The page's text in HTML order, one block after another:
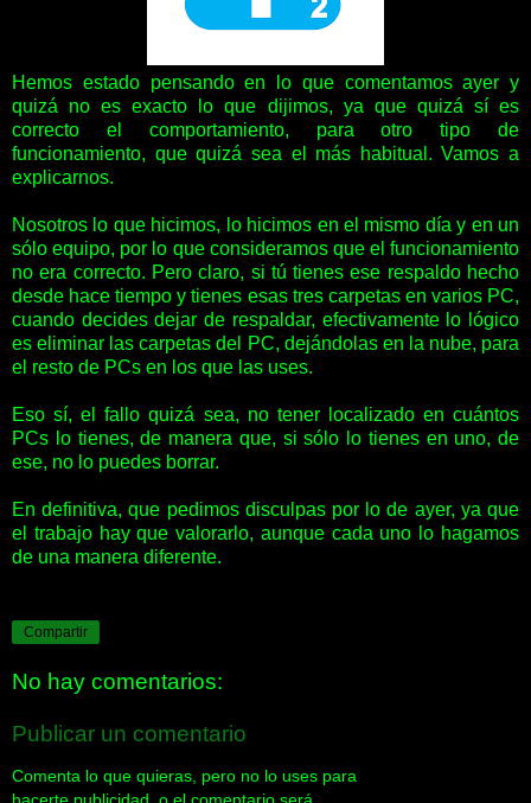
Hemos estado pensando en lo que comentamos ayer y
quizá no es exacto lo que dijimos, ya que quizá sí es
correcto el comportamiento, para otro tipo de
funcionamiento, que quizá sea el más habitual. Vamos a
explicarnos.
Nosotros lo que hicimos, lo hicimos en el mismo día y en un
sólo equipo, por lo que consideramos que el funcionamiento
no era correcto. Pero claro, si tú tienes ese respaldo hecho
desde hace tiempo y tienes esas tres carpetas en varios PC,
cuando decides dejar de respaldar, efectivamente lo lógico
es eliminar las carpetas del PC, dejándolas en la nube, para
el resto de PCs en los que las uses.
Eso sí, el fallo quizá sea, no tener localizado en cuántos
PCs lo tienes, de manera que, si sólo lo tienes en uno, de
ese, no lo puedes borrar.
En definitiva, que pedimos disculpas por lo de ayer, ya que
el trabajo hay que valorarlo, aunque cada uno lo hagamos
de una manera diferente.
Compartir
No hay comentarios:
Publicar un comentario
Comenta lo que quieras, pero no lo uses para